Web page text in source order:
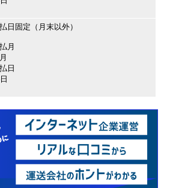
日固定（月末以外）
月
日